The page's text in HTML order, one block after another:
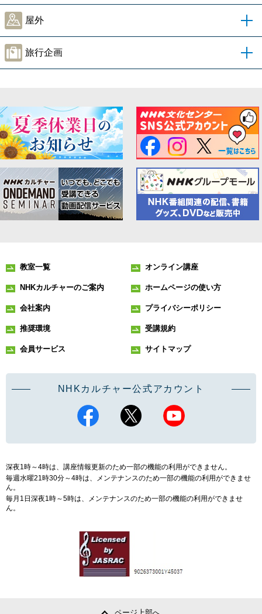
屋外
旅行企画
教室一覧 オンライン講座
NHKカルチャーのご案内 ホームページの使い方
会社案内 プライバシーポリシー
推奨環境 受講規約
会員サービス サイトマップ
NHKカルチャー公式アカウント
深夜1時～4時は、講座情報更新のため一部の機能の利用ができません。
毎週水曜21時30分～4時は、メンテナンスのため一部の機能の利用ができませ
ん。
毎月1日深夜1時～5時は、メンテナンスのため一部の機能の利用ができませ
ん。